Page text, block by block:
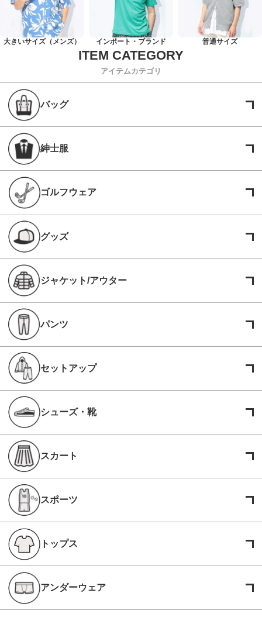
大きいサイズ（メンズ） インポート・ブランド 普通サイズ
アイテムカテゴリ
バッグ
紳士服
ゴルフウェア
グッズ
ジャケット/アウター
パンツ
セットアップ
シューズ・靴
スカート
スポーツ
トップス
アンダーウェア